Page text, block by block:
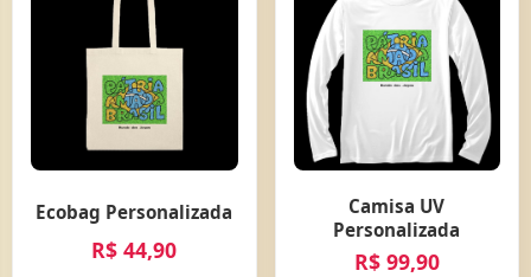
Ecobag Personalizada
R$ 44,90
Camisa UV
Personalizada
R$ 99,90